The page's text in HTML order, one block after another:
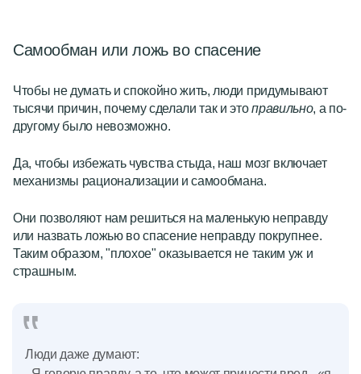
Самообман или ложь во спасение
Чтобы не думатьи спокойно жить, люди придумывают
тысячи причин, почему сделали так и этоправильно, а по-
другому было невозможно.
Да, чтобы избежать чувства стыда, наш мозг включает
механизмы рационализации и самообмана.
Они позволяют нам решиться на маленькую неправду
или назвать ложью во спасение неправду покрупнее.
Таким образом, "плохое" оказывается не таким уж и
страшным.
Люди даже думают: